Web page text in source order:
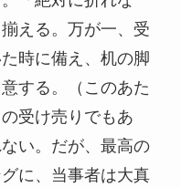
える。万が一、受
時に備え、机の脚
する。（このあた
受け売りでもあ
い。だが、最高の
に、当事者は大真